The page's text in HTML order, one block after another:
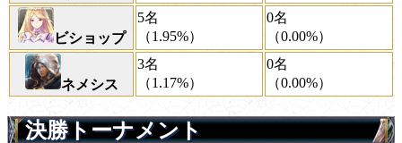
ビショップ
5名
（1.95%）
0名
（0.00%）
ネメシス
3名
（1.17%）
0名
（0.00%）
決勝トーナメント